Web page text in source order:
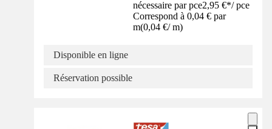
nécessaire par pce2,95 €*/ pce
Correspond à 0,04 € par
m(0,04 €/ m)
Disponible en ligne
Réservation possible